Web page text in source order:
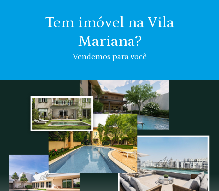
Valor (R$)
Vila Mariana
Chácara Klabin
Chácara
Inglesa
Vila
Clementino
Indiferente
Se preferir, descreva:
Tem imóvel na Vila
Mariana?
Vendemos para você
Nome
Cel.:
Endereço do imóvel